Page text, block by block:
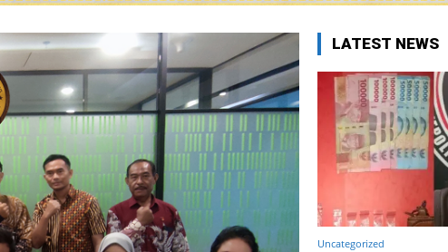
LATEST NEWS
Uncategorized